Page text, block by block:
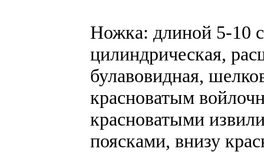
Ножка: длиной 5-10
цилиндрическая,
булавовидная,
красноватым
красноватыми
поясками, внизу